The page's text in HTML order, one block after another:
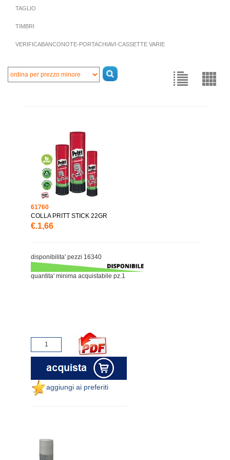
TAGLIO
TIMBRI
VERIFICABANCONOTE-PORTACHIAVI-CASSETTE VARIE
61760
COLLA PRITT STICK 22GR
€.1,66
disponibilita' pezzi 16340
quantita' minima acquistabile pz.1
aggiungi ai preferiti